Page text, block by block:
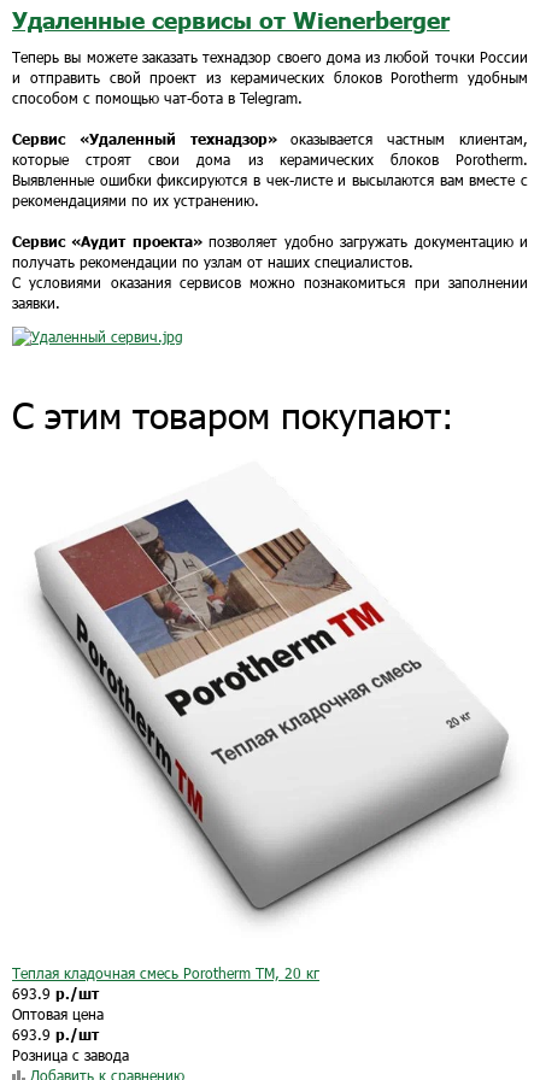
Удаленные сервисы от Wienerberger
Теперь вы можете заказать технадзор своего дома из любой точки России
и отправить свой проект из керамических блоков Porotherm удобным
способом с помощью чат-бота в Telegram.
Сервис «Удаленный технадзор»оказывается частным клиентам,
которые строят свои дома из керамических блоков Porotherm.
Выявленные ошибки фиксируются в чек-листе и высылаются вам вместе с
рекомендациями по их устранению.
Сервис «Аудит проекта»позволяет удобно загружать документацию и
получать рекомендации по узлам от наших специалистов.
С условиями оказания сервисов можно познакомиться при заполнении
заявки.
С этим товаром покупают:
Теплая кладочная смесь Porotherm TM, 20 кг
693.9 р./шт
Оптовая цена
693.9 р./шт
Розница с завода
Добавить к сравнению